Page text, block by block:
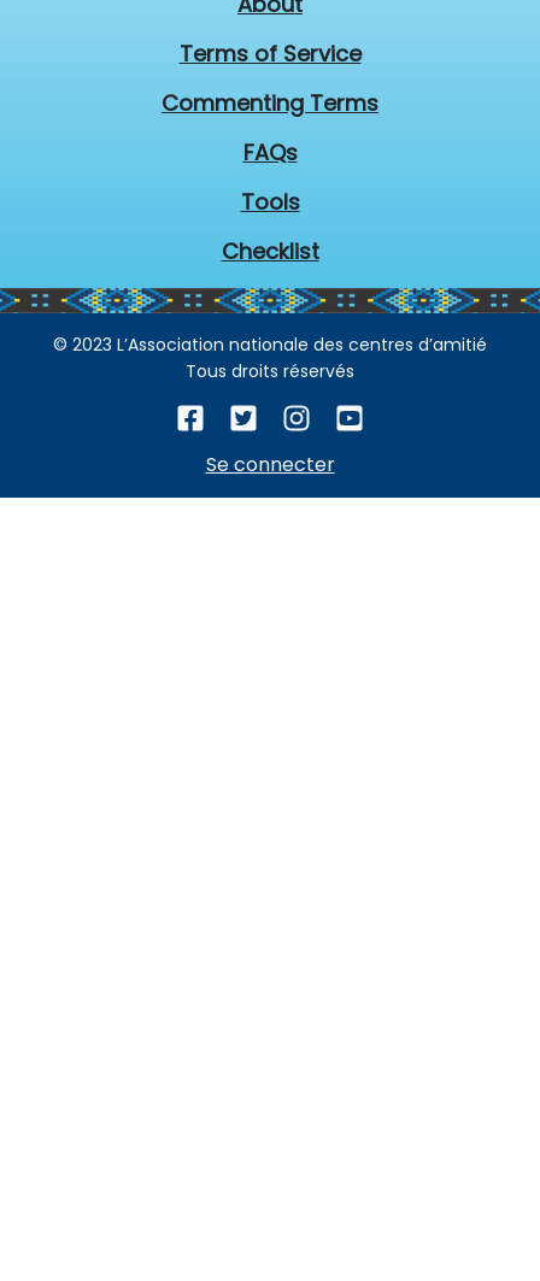
Terms of Service
Commenting Terms
FAQs
Tools
Checklist
© 2023 L’Association nationale des centres d’amitié
Tous droits réservés
Se connecter